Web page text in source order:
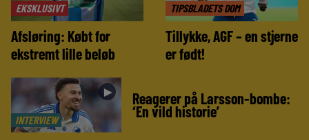
EKSKLUSIVT
Afsløring: Købt for
ekstremt lille beløb
TIPSBLADETS DOM
Tillykke, AGF – en stjerne
er født!
INTERVIEW
► Reagerer på Larsson-bombe:
‘En vild historie’